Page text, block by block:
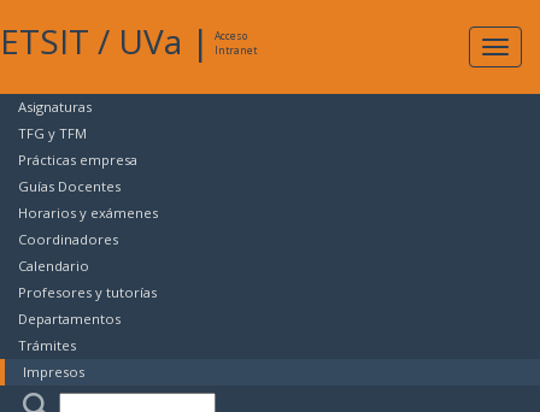
ETSIT / UVa |
Acceso
Intranet
Asignaturas
TFG y TFM
Prácticas empresa
Guías Docentes
Horarios y exámenes
Coordinadores
Calendario
Profesores y tutorías
Departamentos
Trámites
Impresos